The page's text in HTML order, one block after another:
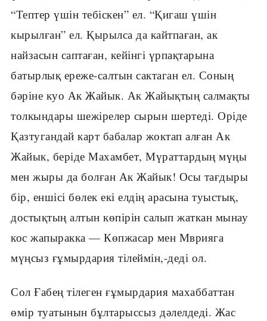
“Тептер үшін тебіскен” ел. “Қигаш үшін
кырылған” ел. Қырылса да кайтпаған, ак
найзасын саптаған, кейінгі үрпақтарына
батырлық ереже-салтын сактаган ел. Соның
бәріне куо Ак Жайык. Ак Жайықтың салмақты
толкындары шежірелер сырын шертеді. Оріде
Қазтугандай карт бабалар жоктап алған Ак
Жайык, беріде Махамбет, Мүраттардың мүңы
мен жыры да болған Ак Жайык! Осы тағдыры
бір, еншісі бөлек екі елдің арасына туыстық,
достықтың алтын көпірін салып жаткан мынау
кос жапыракка — Көпжасар мен Мврияга
мүңсыз ғұмырдария тілеймін,-деді ол.
Сол Ғабең тілеген ғұмырдария махаббаттан
өмір туатынын бұлтарыссыз дәлелдеді. Жас